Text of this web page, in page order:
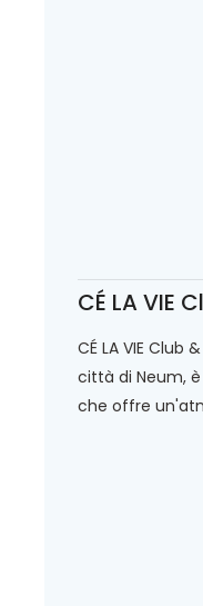
CÉ LA VIE
CÉ LA VIE Club
città di Neum,
che offre